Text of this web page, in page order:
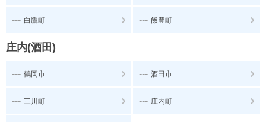
--- 白鷹町 --- 飯豊町
庄内(酒田)
--- 鶴岡市 --- 酒田市
--- 三川町 --- 庄内町